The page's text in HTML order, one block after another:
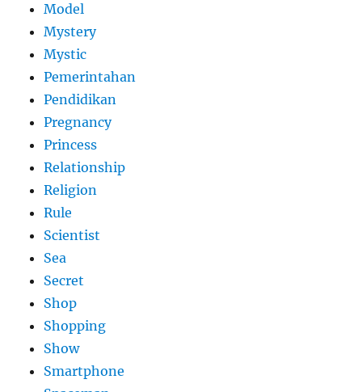
Model
Mystery
Mystic
Pemerintahan
Pendidikan
Pregnancy
Princess
Relationship
Religion
Rule
Scientist
Sea
Secret
Shop
Shopping
Show
Smartphone